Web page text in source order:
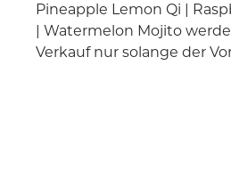
Pineapple Lemon Qi |
| Watermelon Mojito
Verkauf nur solange der